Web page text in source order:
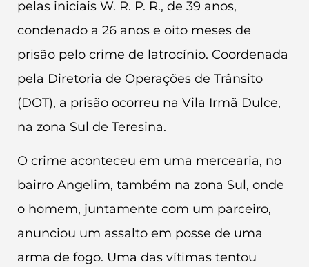
pelas iniciais W. R. P. R., de 39 anos,
condenado a 26 anos e oito meses de
prisão pelo crime de latrocínio. Coordenada
pela Diretoria de Operações de Trânsito
(DOT), a prisão ocorreu na Vila Irmã Dulce,
na zona Sul de Teresina.
O crime aconteceu em uma mercearia, no
bairro Angelim, também na zona Sul, onde
o homem, juntamente com um parceiro,
anunciou um assalto em posse de uma
arma de fogo. Uma das vítimas tentou